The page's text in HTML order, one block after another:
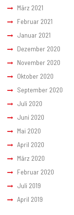
März 2021
Februar 2021
Januar 2021
Dezember 2020
November 2020
Oktober 2020
September 2020
Juli 2020
Juni 2020
Mai 2020
April 2020
März 2020
Februar 2020
Juli 2019
April 2019